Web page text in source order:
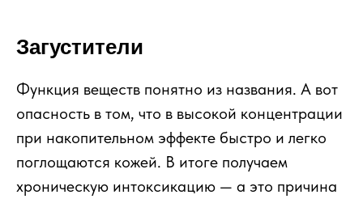
Загустители
Функция веществ понятно из названия. А вот
опасность в том, что в высокой концентрации
при накопительном эффекте быстро и легко
поглощаются кожей. В итоге получаем
хроническую интоксикацию — а это причина